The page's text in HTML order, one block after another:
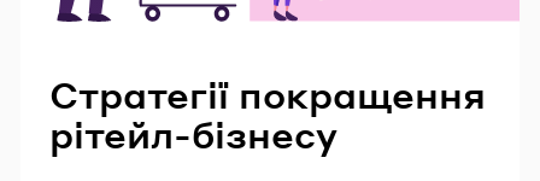
Стратегії покращення
рітейл-бізнесу